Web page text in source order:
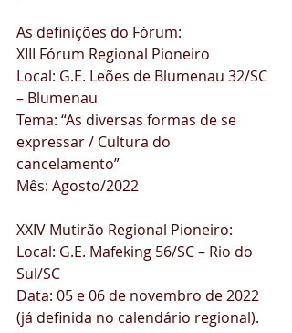
As definições do Fórum:
XIII Fórum Regional Pioneiro
Local: G.E. Leões de Blumenau 32/SC
– Blumenau
Tema: “As diversas formas de se
expressar / Cultura do
cancelamento”
Mês: Agosto/2022
XXIV Mutirão Regional Pioneiro:
Local: G.E. Mafeking 56/SC – Rio do
Sul/SC
Data: 05 e 06 de novembro de 2022
(já definida no calendário regional).